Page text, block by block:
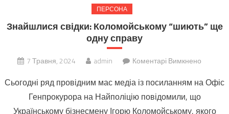
ПЕРСОНА
Знайшлися свідки: Коломойському “шиють” ще
одну справу
7 Травня, 2024 admin Коментарі Вимкнено
свідки:
“шиють”
Сьогодні ряд провідним мас медіа із посиланням на Офіс
Генпрокурора на Найполіцію повідомили, що
Українському бізнесмену Ігорю Коломойському, якого